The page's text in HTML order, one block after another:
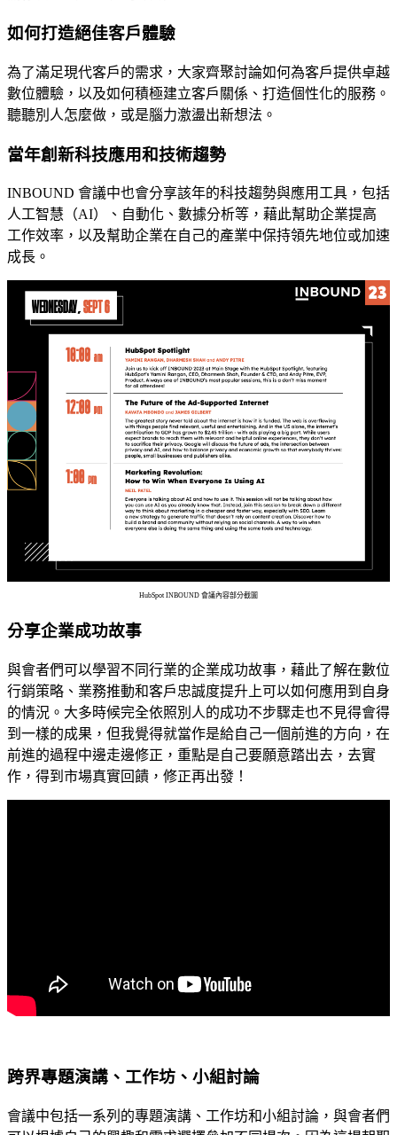
如何打造絕佳客戶體驗
為了滿足現代客戶的需求，大家齊聚討論如何為客戶提供卓越
數位體驗，以及如何積極建立客戶關係、打造個性化的服務。
聽聽別人怎麼做，或是腦力激盪出新想法。
當年創新科技應用和技術趨勢
INBOUND 會議中也會分享該年的科技趨勢與應用工具，包括
人工智慧（AI）、自動化、數據分析等，藉此幫助企業提高
工作效率，以及幫助企業在自己的產業中保持領先地位或加速
成長。
HubSpot INBOUND 會議內容部分截圖
分享企業成功故事
與會者們可以學習不同行業的企業成功故事，藉此了解在數位
行銷策略、業務推動和客戶忠誠度提升上可以如何應用到自身
的情況。大多時候完全依照別人的成功不步驟走也不見得會得
到一樣的成果，但我覺得就當作是給自己一個前進的方向，在
前進的過程中邊走邊修正，重點是自己要願意踏出去，去實
作，得到市場真實回饋，修正再出發！
跨界專題演講、工作坊、小組討論
會議中包括一系列的專題演講、工作坊和小組討論，與會者們